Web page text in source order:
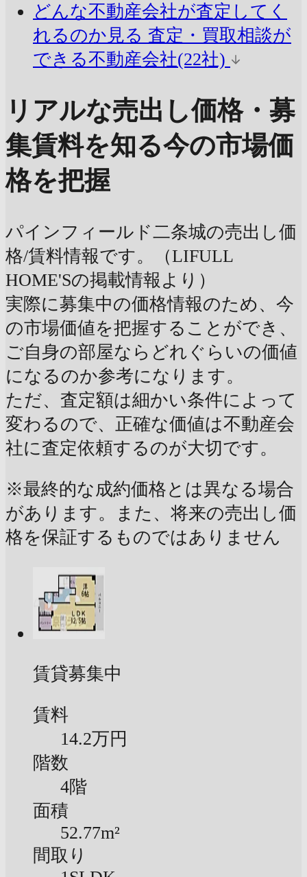
どんな不動産会社が査定してく
れるのか見る 査定・買取相談が
できる不動産会社(22社)
リアルな売出し価格・募
集賃料を知る今の市場価
格を把握
パインフィールド二条城の売出し価
格/賃料情報です。（LIFULL
HOME'Sの掲載情報より）
実際に募集中の価格情報のため、今
の市場価値を把握することができ、
ご自身の部屋ならどれぐらいの価値
になるのか参考になります。
ただ、査定額は細かい条件によって
変わるので、正確な価値は不動産会
社に査定依頼するのが大切です。
※最終的な成約価格とは異なる場合
があります。また、将来の売出し価
格を保証するものではありません
賃貸募集中
賃料
14.2万円
階数
4階
面積
52.77m²
間取り